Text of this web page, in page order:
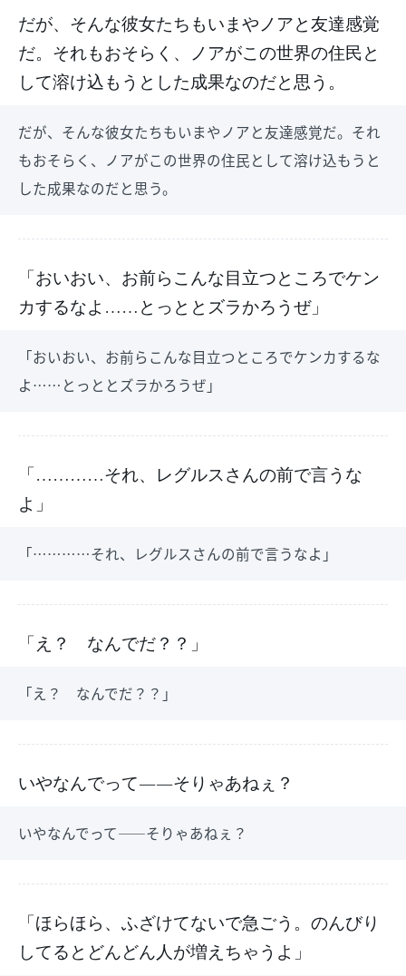
だが、そんな彼女たちもいまやノアと友達感覚
だ。それもおそらく、ノアがこの世界の住民と
して溶け込もうとした成果なのだと思う。
だが、そんな彼女たちもいまやノアと友達感覚だ。それ
もおそらく、ノアがこの世界の住民として溶け込もうと
した成果なのだと思う。
「おいおい、お前らこんな目立つところでケン
カするなよ……とっととズラかろうぜ」
「おいおい、お前らこんな目立つところでケンカするな
よ……とっととズラかろうぜ」
「…………それ、レグルスさんの前で言うな
よ」
「…………それ、レグルスさんの前で言うなよ」
「え？ なんでだ？？」
「え？ なんでだ？？」
いやなんでって――そりゃあねぇ？
いやなんでって――そりゃあねぇ？
「ほらほら、ふざけてないで急ごう。のんびり
してるとどんどん人が増えちゃうよ」